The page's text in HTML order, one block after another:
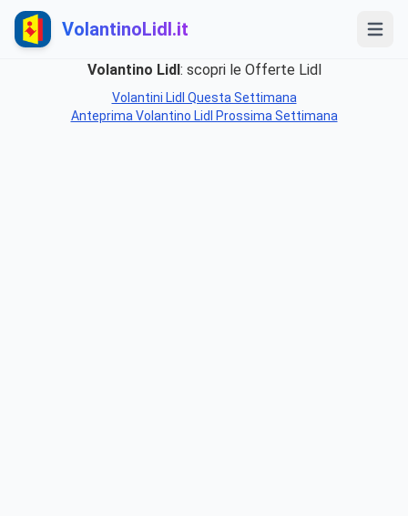
VolantinoLidl.it
Volantino Lidl: scopri le Offerte Lidl
Volantini Lidl Questa Settimana
Anteprima Volantino Lidl Prossima Settimana